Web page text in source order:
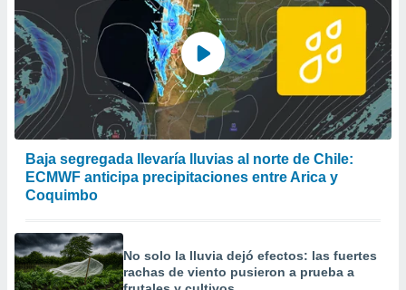
Baja segregada llevaría lluvias al norte de Chile:
ECMWF anticipa precipitaciones entre Arica y
Coquimbo
No solo la lluvia dejó efectos: las fuertes
rachas de viento pusieron a prueba a